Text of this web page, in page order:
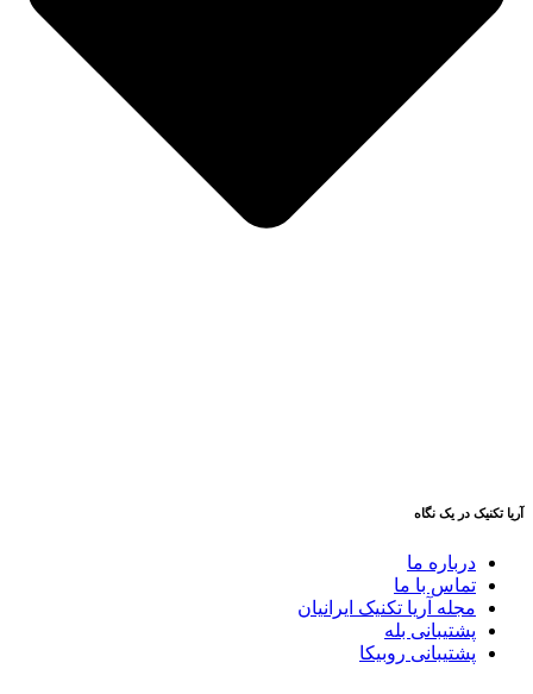
آریا تکنیک در یک نگاه
درباره ما
تماس با ما
مجله آریا تکنیک ایرانیان
پشتیبانی بله
پشتیبانی روبیکا